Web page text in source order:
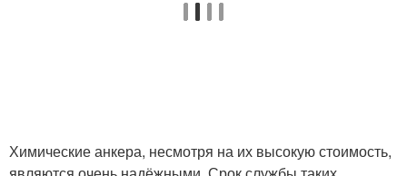
Химические анкера, несмотря на их высокую стоимость,